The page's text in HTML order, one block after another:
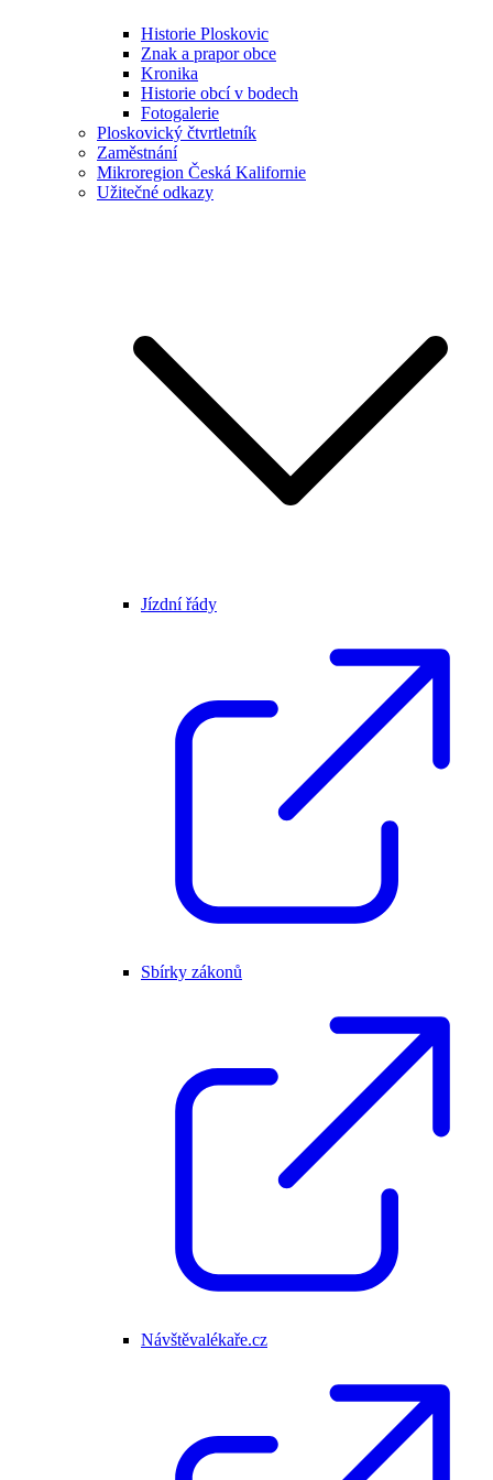
Historie Ploskovic
Znak a prapor obce
Kronika
Historie obcí v bodech
Fotogalerie
Ploskovický čtvrtletník
Zaměstnání
Mikroregion Česká Kalifornie
Užitečné odkazy
Jízdní řády
Sbírky zákonů
Návštěvalékaře.cz